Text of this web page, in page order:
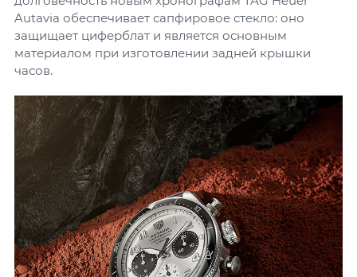
Autavia обеспечивает сапфировое стекло: оно
защищает циферблат и является основным
материалом при изготовлении задней крышки
часов.